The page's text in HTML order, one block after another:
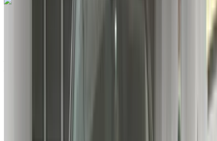
Citroen C3 1.6 HDi Feel Pack + 2021
à vendre en Tanger: Blanc Crossover, Diesel Voiture, Autres
Spécifications, Manuel 4-porte